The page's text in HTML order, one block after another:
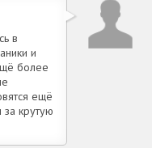
в
и
более
ещё
за крутую